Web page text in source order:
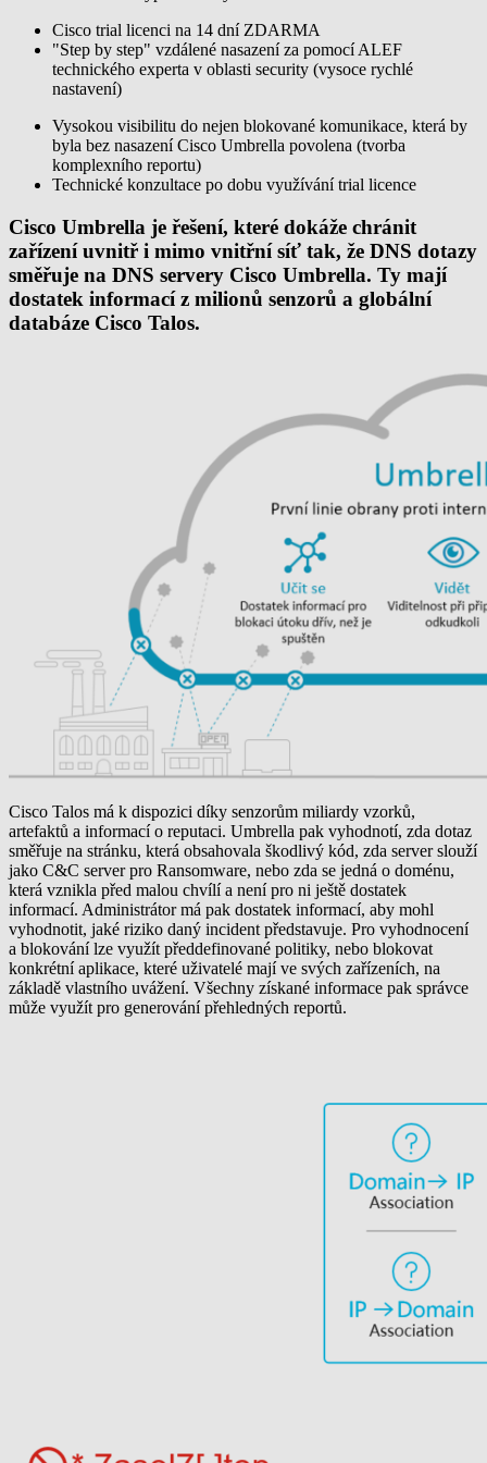
Cisco trial licenci na 14 dní ZDARMA
"Step by step" vzdálené nasazení za pomocí ALEF
technického experta v oblasti security (vysoce rychlé
nastavení)
Vysokou visibilitu do nejen blokované komunikace, která by
byla bez nasazení Cisco Umbrella povolena (tvorba
komplexního reportu)
Technické konzultace po dobu využívání trial licence
Cisco Umbrella je řešení, které dokáže chránit
zařízení uvnitř i mimo vnitřní síť tak, že DNS dotazy
směřuje na DNS servery Cisco Umbrella. Ty mají
dostatek informací z milionů senzorů a globální
databáze Cisco Talos.
Cisco Talos má k dispozici díky senzorům miliardy vzorků,
artefaktů a informací o reputaci. Umbrella pak vyhodnotí, zda dotaz
směřuje na stránku, která obsahovala škodlivý kód, zda server slouží
jako C&C server pro Ransomware, nebo zda se jedná o doménu,
která vznikla před malou chvílí a není pro ni ještě dostatek
informací. Administrátor má pak dostatek informací, aby mohl
vyhodnotit, jaké riziko daný incident představuje. Pro vyhodnocení
a blokování lze využít předdefinované politiky, nebo blokovat
konkrétní aplikace, které uživatelé mají ve svých zařízeních, na
základě vlastního uvážení. Všechny získané informace pak správce
může využít pro generování přehledných reportů.